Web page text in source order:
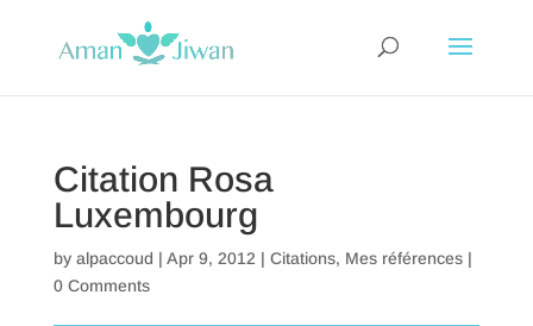
Citation Rosa
Luxembourg
by alpaccoud | Apr 9, 2012 | Citations, Mes références|
0 Comments